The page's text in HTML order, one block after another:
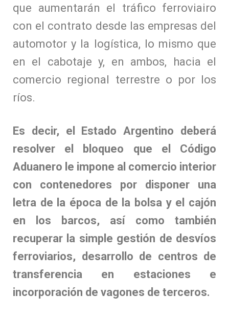
que aumentarán el tráfico ferroviairo
con el contrato desde las empresas del
automotor y la logística, lo mismo que
en el cabotaje y, en ambos, hacia el
comercio regional terrestre o por los
ríos.
Es decir, el Estado Argentino deberá
resolver el bloqueo que el Código
Aduanero le impone al comercio interior
con contenedores por disponer una
letra de la época de la bolsa y el cajón
en los barcos, así como también
recuperar la simple gestión de desvíos
ferroviarios, desarrollo de centros de
transferencia en estaciones e
incorporación de vagones de terceros.